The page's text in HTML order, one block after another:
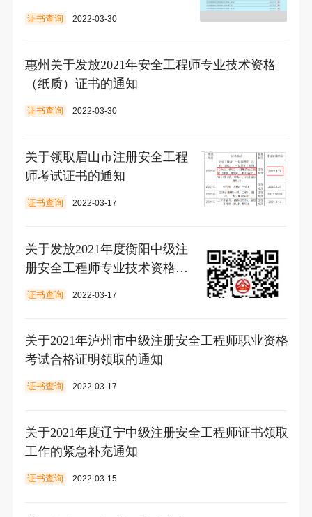
证书查询 2022-03-30
惠州关于发放2021年安全工程师专业技术资格
（纸质）证书的通知
证书查询 2022-03-30
关于领取眉山市注册安全工程
师考试证书的通知
证书查询 2022-03-17
关于发放2021年度衡阳中级注
册安全工程师专业技术资格证
书的通知
证书查询 2022-03-17
关于2021年泸州市中级注册安全工程师职业资格
考试合格证明领取的通知
证书查询 2022-03-17
关于2021年度辽宁中级注册安全工程师证书领取
工作的紧急补充通知
证书查询 2022-03-15